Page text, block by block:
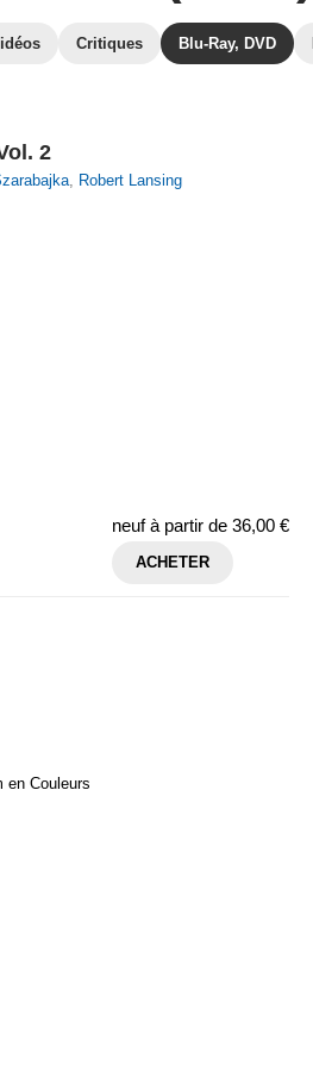
Critiques Blu-Ray, DVD
2
, Robert Lansing
neuf à partir de 36,00 €
ACHETER
en Couleurs